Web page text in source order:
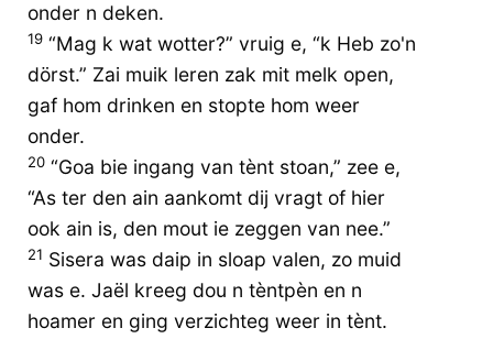
onder n deken.
19 “Mag k wat wotter?” vruig e, “k Heb zo'n
dörst.” Zai muik leren zak mit melk open,
gaf hom drinken en stopte hom weer
onder.
20 “Goa bie ingang van tènt stoan,” zee e,
“As ter den ain aankomt dij vragt of hier
ook ain is, den mout ie zeggen van nee.”
21 Sisera was daip in sloap valen, zo muid
was e. Jaël kreeg dou n tèntpèn en n
hoamer en ging verzichteg weer in tènt.